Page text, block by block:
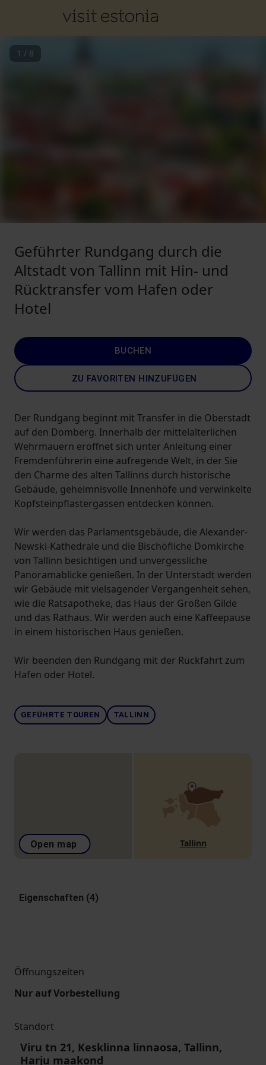
1 / 8
Geführter Rundgang durch die
Altstadt von Tallinn mit Hin- und
Rücktransfer vom Hafen oder
Hotel
BUCHEN
ZU FAVORITEN HINZUFÜGEN
Der Rundgang beginnt mit Transfer in die Oberstadt
auf den Domberg. Innerhalb der mittelalterlichen
Wehrmauern eröffnet sich unter Anleitung einer
Fremdenführerin eine aufregende Welt, in der Sie
den Charme des alten Tallinns durch historische
Gebäude, geheimnisvolle Innenhöfe und verwinkelte
Kopfsteinpflastergassen entdecken können.
Wir werden das Parlamentsgebäude, die Alexander-
Newski-Kathedrale und die Bischöfliche Domkirche
von Tallinn besichtigen und unvergessliche
Panoramablicke genießen. In der Unterstadt werden
wir Gebäude mit vielsagender Vergangenheit sehen,
wie die Ratsapotheke, das Haus der Großen Gilde
und das Rathaus. Wir werden auch eine Kaffeepause
in einem historischen Haus genießen.
Wir beenden den Rundgang mit der Rückfahrt zum
Hafen oder Hotel.
GEFÜHRTE TOUREN TALLINN
Open map Tallinn
Eigenschaften (4)
Öffnungszeiten
Nur auf Vorbestellung
Standort
Viru tn 21, Kesklinna linnaosa, Tallinn,
Harju maakond